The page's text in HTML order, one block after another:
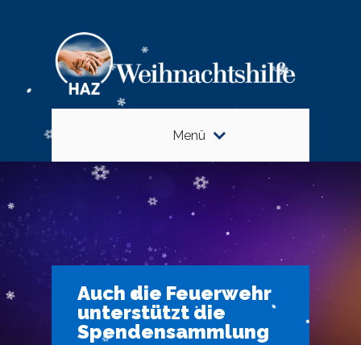
Menü
Auch die Feuerwehr
unterstützt die
Spendensammlung